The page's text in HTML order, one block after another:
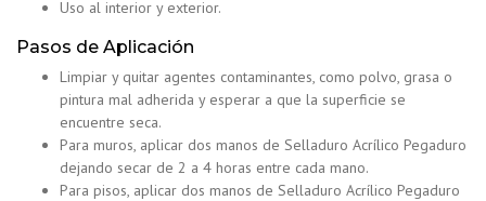
Uso al interior y exterior.
Pasos de Aplicación
Limpiar y quitar agentes contaminantes, como polvo, grasa o
pintura mal adherida y esperar a que la superficie se
encuentre seca.
Para muros, aplicar dos manos de Selladuro Acrílico Pegaduro
dejando secar de 2 a 4 horas entre cada mano.
Para pisos, aplicar dos manos de Selladuro Acrílico Pegaduro